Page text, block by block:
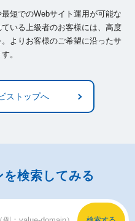
短でのWebサイト運用が可能な
いる上級者のお客様には、 高度
よりお客様のご希望に沿ったサ
。
ストップへ
検索してみる